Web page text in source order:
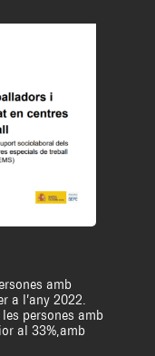
amb
a l’any 2022.
persones amb
al 33%,amb